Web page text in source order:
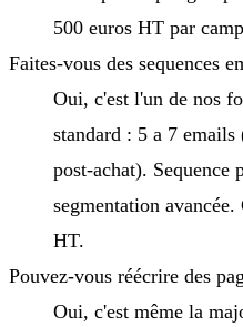
500 euros HT par
Faites-vous des sequences
Oui, c'est l'un de nos
standard : 5 a 7 emails
post-achat). Sequence
segmentation
HT.
Pouvez-vous réécrire des
Oui, c'est même la